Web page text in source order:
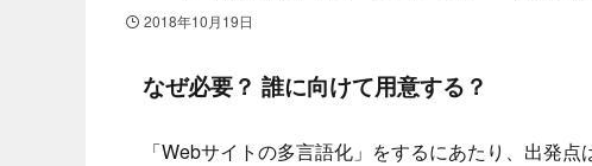
2018年10月19日
なぜ必要？ 誰に向けて用意する？
「Webサイトの多言語化」をするにあたり、出発